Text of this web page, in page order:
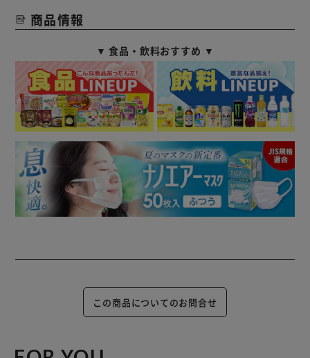
商品情報
▼ 食品・飲料おすすめ ▼
この商品についてのお問合せ